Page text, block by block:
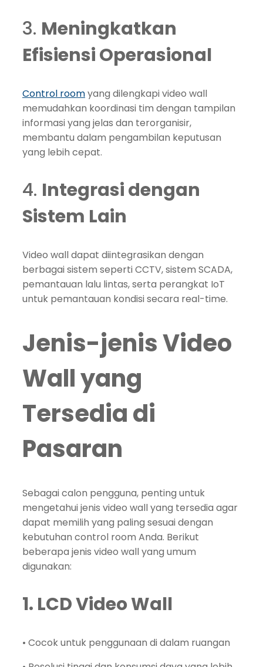
3. Meningkatkan
Efisiensi Operasional
Control roomyang dilengkapi video wall
memudahkan koordinasi tim dengan tampilan
informasi yang jelas dan terorganisir,
membantu dalam pengambilan keputusan
yang lebih cepat.
4. Integrasi dengan
Sistem Lain
Video wall dapat diintegrasikan dengan
berbagai sistem seperti CCTV, sistem SCADA,
pemantauan lalu lintas, serta perangkat IoT
untuk pemantauan kondisi secara real-time.
Jenis-jenis Video
Wall yang
Tersedia di
Pasaran
Sebagai calon pengguna, penting untuk
mengetahui jenis video wall yang tersedia agar
dapat memilih yang paling sesuai dengan
kebutuhan control room Anda. Berikut
beberapa jenis video wall yang umum
digunakan:
1. LCD Video Wall
• Cocok untuk penggunaan di dalam ruangan